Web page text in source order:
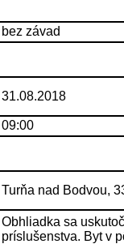
bez závad
31.08.2018
09:00
Turňa nad Bodvou,
Obhliadka sa
príslušenstva. Byt v